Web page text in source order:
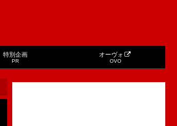
特別企画
PR
オーヴォ
OVO